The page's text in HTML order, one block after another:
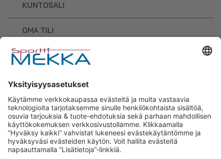
KUNTOSALI
OMA TILI
OSTOSKORI
Sporttimekka – lisäravinteiden ja
urheilutarvikkeiden osaaja